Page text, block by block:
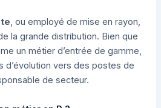
, ou employé de mise en rayon,
la grande distribution. Bien que
un métier d’entrée de gamme,
d’évolution vers des postes de
de secteur.